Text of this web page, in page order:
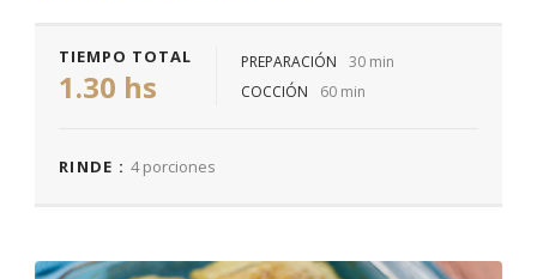
TIEMPO TOTAL
1.30 hs
PREPARACIÓN
30 min
COCCIÓN
60 min
RINDE : 4 porciones